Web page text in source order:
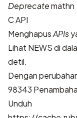
Deprecatemathn
C API
MenghapusAPIs
Lihat NEWS di
detil.
Dengan
98343
Unduh